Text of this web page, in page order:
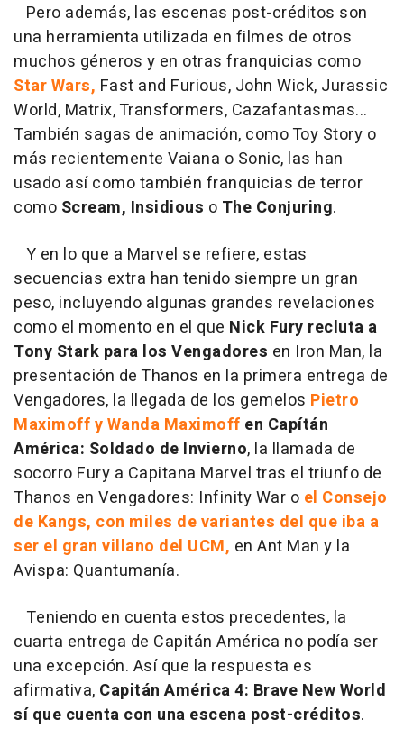
Pero además, las escenas post-créditos son
una herramienta utilizada en filmes de otros
muchos géneros y en otras franquicias como
Star Wars, Fast and Furious, John Wick, Jurassic
World, Matrix, Transformers, Cazafantasmas...
También sagas de animación, como Toy Story o
más recientemente Vaiana o Sonic, las han
usado así como también franquicias de terror
como Scream, Insidious o The Conjuring.
Y en lo que a Marvel se refiere, estas
secuencias extra han tenido siempre un gran
peso, incluyendo algunas grandes revelaciones
como el momento en el que Nick Fury recluta a
Tony Stark para los Vengadores en Iron Man, la
presentación de Thanos en la primera entrega de
Vengadores, la llegada de los gemelos Pietro
Maximoff y Wanda Maximoff en Capítán
América: Soldado de Invierno, la llamada de
socorro Fury a Capitana Marvel tras el triunfo de
Thanos en Vengadores: Infinity War o el Consejo
de Kangs, con miles de variantes del que iba a
ser el gran villano del UCM, en Ant Man y la
Avispa: Quantumanía.
Teniendo en cuenta estos precedentes, la
cuarta entrega de Capitán América no podía ser
una excepción. Así que la respuesta es
afirmativa, Capitán América 4: Brave New World
sí que cuenta con una escena post-créditos.